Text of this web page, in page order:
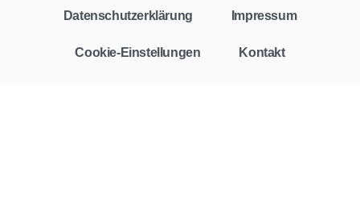
Datenschutzerklärung Impressum
Cookie-Einstellungen Kontakt